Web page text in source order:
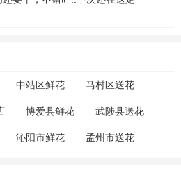
中站区鲜花 马村区送花
博爱县鲜花 武陟县送花
沁阳市鲜花 孟州市送花